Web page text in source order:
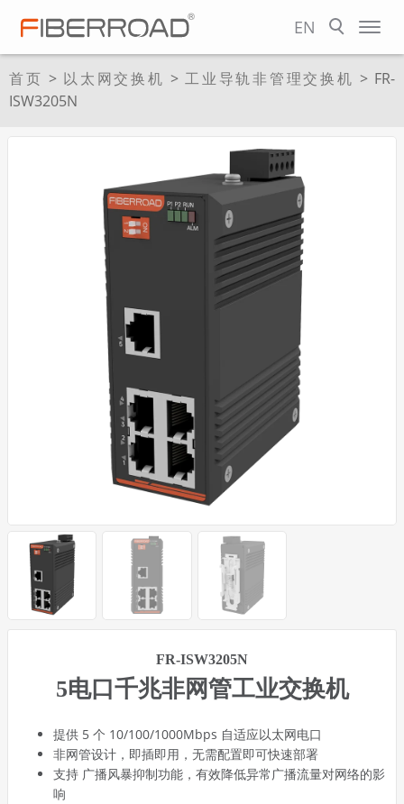
EN
首页 > 以太网交换机 > 工业导轨非管理交换机 > FR-
ISW3205N
FR-ISW3205N
5电口千兆非网管工业交换机
提供 5 个 10/100/1000Mbps 自适应以太网电口
非网管设计，即插即用，无需配置即可快速部署
支持 广播风暴抑制功能，有效降低异常广播流量对网络的影
响